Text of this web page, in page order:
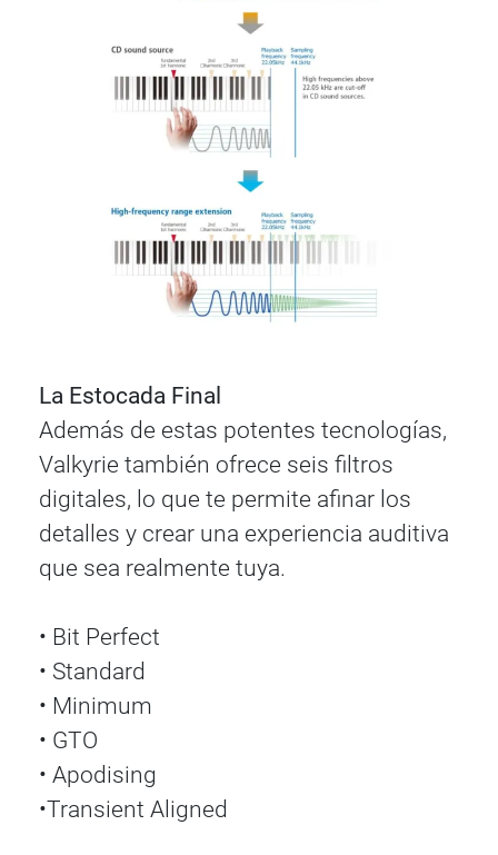
La Estocada Final
Además de estas potentes tecnologías,
Valkyrie también ofrece seis filtros
digitales, lo que te permite afinar los
detalles y crear una experiencia auditiva
que sea realmente tuya.
• Bit Perfect
• Standard
• Minimum
• GTO
• Apodising
•Transient Aligned